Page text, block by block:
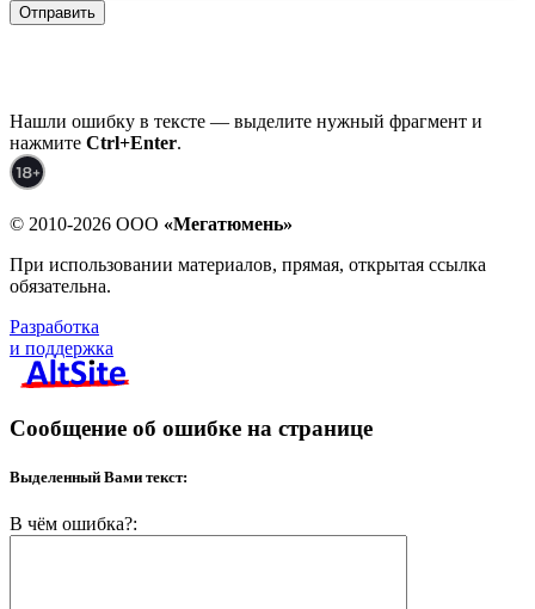
Отправить
Нашли ошибку в тексте — выделите нужный фрагмент и
нажмите Ctrl+Enter.
© 2010-2026 ООО «Мегатюмень»
При использовании материалов, прямая, открытая ссылка
обязательна.
Разработка
и поддержка
Сообщение об ошибке на странице
Выделенный Вами текст:
В чём ошибка?: